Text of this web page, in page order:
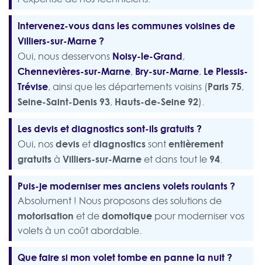
Intervenez-vous dans les communes voisines de
Villiers-sur-Marne ?
Oui, nous desservons Noisy-le-Grand,
Chennevières-sur-Marne, Bry-sur-Marne, Le Plessis-
Trévise, ainsi que les départements voisins (Paris 75,
Seine-Saint-Denis 93, Hauts-de-Seine 92).
Les devis et diagnostics sont-ils gratuits ?
Oui, nosdevis etdiagnosticssontentièrement
gratuits à Villiers-sur-Marne et dans tout le 94.
Puis-je moderniser mes anciens volets roulants ?
Absolument ! Nous proposons des solutions de
motorisation et dedomotique pour moderniser vos
volets à un coût abordable.
Que faire si mon volet tombe en panne la nuit ?